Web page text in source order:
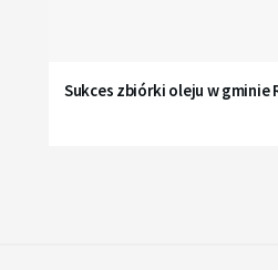
Sukces zbiórki oleju w gminie